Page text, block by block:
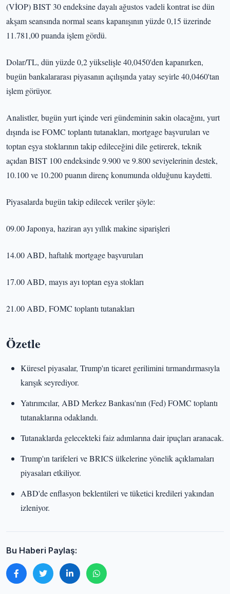
(VİOP) BIST 30 endeksine dayalı ağustos vadeli kontrat ise dün
akşam seansında normal seans kapanışının yüzde 0,15 üzerinde
11.781,00 puanda işlem gördü.
Dolar/TL, dün yüzde 0,2 yükselişle 40,0450'den kapanırken,
bugün bankalararası piyasanın açılışında yatay seyirle 40,0460'tan
işlem görüyor.
Analistler, bugün yurt içinde veri gündeminin sakin olacağını, yurt
dışında ise FOMC toplantı tutanakları, mortgage başvuruları ve
toptan eşya stoklarının takip edileceğini dile getirerek, teknik
açıdan BIST 100 endeksinde 9.900 ve 9.800 seviyelerinin destek,
10.100 ve 10.200 puanın direnç konumunda olduğunu kaydetti.
Piyasalarda bugün takip edilecek veriler şöyle:
09.00 Japonya, haziran ayı yıllık makine siparişleri
14.00 ABD, haftalık mortgage başvuruları
17.00 ABD, mayıs ayı toptan eşya stokları
21.00 ABD, FOMC toplantı tutanakları
Özetle
Küresel piyasalar, Trump'ın ticaret gerilimini tırmandırmasıyla
karışık seyrediyor.
Yatırımcılar, ABD Merkez Bankası'nın (Fed) FOMC toplantı
tutanaklarına odaklandı.
Tutanaklarda gelecekteki faiz adımlarına dair ipuçları aranacak.
Trump'ın tarifeleri ve BRICS ülkelerine yönelik açıklamaları
piyasaları etkiliyor.
ABD'de enflasyon beklentileri ve tüketici kredileri yakından
izleniyor.
Bu Haberi Paylaş: